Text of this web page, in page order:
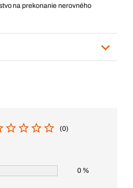
na prekonanie nerovného
(0)
0 %